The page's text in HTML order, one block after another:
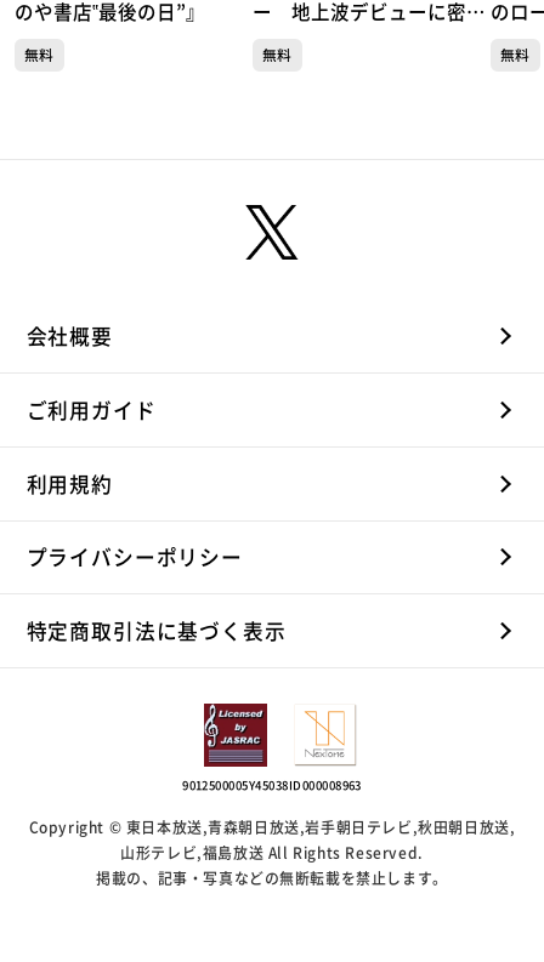
のや書店‟最後の日”』
無料
ー 地上波デビューに密
無料
のロ
無料
会社概要
ご利用ガイド
利用規約
プライバシーポリシー
特定商取引法に基づく表示
9012500005Y45038 ID000008963
Copyright © 東日本放送,青森朝日放送,岩手朝日テレビ,秋田朝日放送,
山形テレビ,福島放送 All Rights Reserved.
掲載の、記事・写真などの無断転載を禁止します。